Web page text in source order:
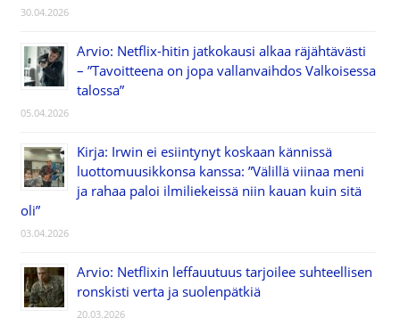
30.04.2026
Arvio: Netflix-hitin jatkokausi alkaa räjähtävästi
– ”Tavoitteena on jopa vallanvaihdos Valkoisessa
talossa”
05.04.2026
Kirja: Irwin ei esiintynyt koskaan kännissä
luottomuusikkonsa kanssa: ”Välillä viinaa meni
ja rahaa paloi ilmiliekeissä niin kauan kuin sitä
oli”
03.04.2026
Arvio: Netflixin leffauutuus tarjoilee suhteellisen
ronskisti verta ja suolenpätkiä
20.03.2026